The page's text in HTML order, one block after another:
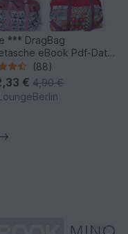
*** DragBag
eBook Pdf-Datei
Expressnähen
Schnittmuster-Ausdruck
S-XL
(88)
€ 4,90 €